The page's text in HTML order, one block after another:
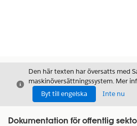
Stäng
Den här texten har översatts med
maskinöversättningssystem. Mer
Byt till engelska
Inte nu
Dokumentation för offentlig